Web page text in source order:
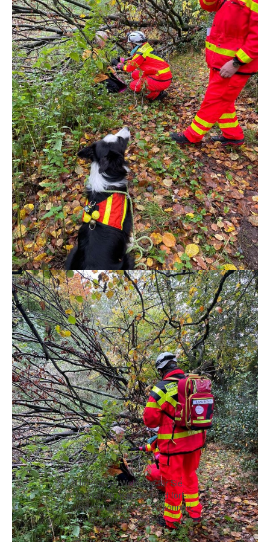
Um unsere Webseite für Sie
optimal zu gestalten und fort-
laufend verbessern zu können,
verwenden wir Cookies.